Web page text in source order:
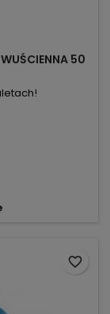
50
favorite_border